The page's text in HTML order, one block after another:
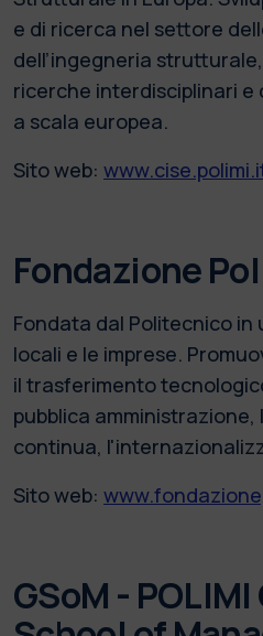
e di ricerca nel settore
dell’ingegneria
ricerche interdisciplinari e
a scala europea.
Sito web:
Fondazione
Fondata dal Politecnico in
locali e le imprese.
il trasferimento
pubblica
continua,
Sito web:
GSoM -